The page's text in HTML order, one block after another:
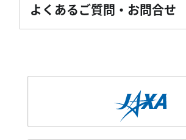
よくあるご質問・お問合せ